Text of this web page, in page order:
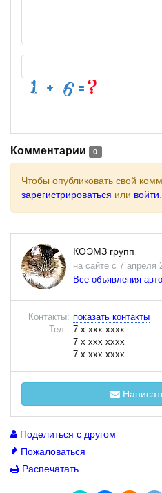
Комментарии 0
Чтобы опубликовать свой
зарегистрироваться или войти
КОЭМЗ групп
на сайте с 7 апреля
Все объявления
Контакты: показать контакты
Тел.: 7 x xxx xxxx
7 x xxx xxxx
7 x xxx xxxx
Поделиться с другом
Пожаловаться
Распечатать